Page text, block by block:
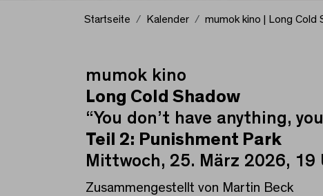
Startseite Kalender mumok kino | Long Cold
mumok kino | Long
mumok kino
Long Cold Shadow
“You don’t have anything,
Teil 2: Punishment Park
Mittwoch, 25. März 2026, 19
Zusammengestellt von Martin Beck